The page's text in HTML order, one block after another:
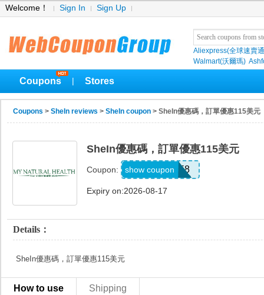
Welcome！ Sign In Sign Up
Aliexpress(全球速賣
Walmart(沃爾瑪)
Coupons Stores
Coupons > SheIn reviews > SheIn coupon > SheIn優惠碼，訂單優惠115美元
SheIn優惠碼，訂單優惠115美元
Coupon: 8LF4258
show coupon
Expiry on:2026-08-17
Details：
SheIn優惠碼，訂單優惠115美元
How to use Shipping